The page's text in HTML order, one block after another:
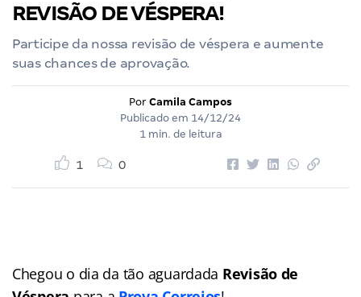
REVISÃO DE VÉSPERA!
Participe da nossa revisão de véspera e aumente
suas chances de aprovação.
Por Camila Campos
Publicado em 14/12/24
1 min. de leitura
1 0
Chegou o dia da tão aguardada Revisão de